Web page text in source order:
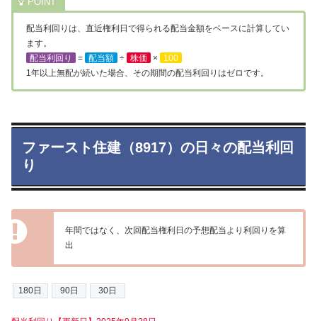
配当利回りは、直近権利日で得られる配当金額をベースに計算してい
ます。
配当利回り
= 配当額 ÷ 株価 ×
100
1年以上無配が続いた場合、その期間の配当利回りはゼロです。
ファースト住建（8917）の日々の配当利回
り
年間ではなく、次回配当権利日の予想配当より利回りを算
出